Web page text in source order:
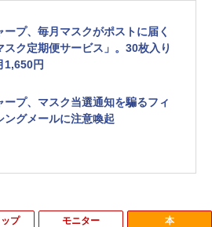
ープ、毎月マスクがポストに届く
スク定期便サービス」。30枚入り
1,650円
ープ、マスク当選通知を騙るフィ
ングメールに注意喚起
プ モニター 本